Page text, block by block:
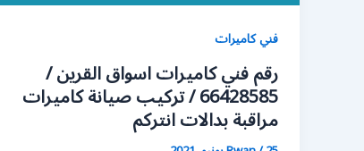
فني كاميرات
رقم فني كاميرات اسواق القرين /
66428585 / تركيب صيانة كاميرات
مراقبة بدالات انتركم